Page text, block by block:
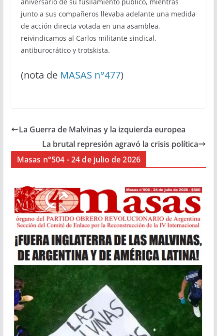
junto a sus compañeros llevaba adelante una medida
de acción directa votada en una asamblea,
reivindicamos al Carlos militante sindical,
antiburocrático y trotskista.
(nota de MASAS n°477)
La Guerra de Malvinas y la izquierda europea
La brutal represión agravó la crisis política
Masas n°504 - 24 de julio de 2026